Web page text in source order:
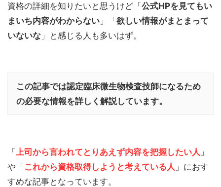
資格の詳細を知りたいと思うけど「公式HPを見てもい
まいち内容がわからない 」「欲しい情報がまとまって
いないな 」と感じる人も多いはず。
この記事では認定臨床微生物検査技師になるため
の必要な情報を詳しく解説しています。
「 上司から言われてとりあえず内容を把握したい人 」
や「これから資格取得しようと考えている人 」におす
すめな記事となっています。